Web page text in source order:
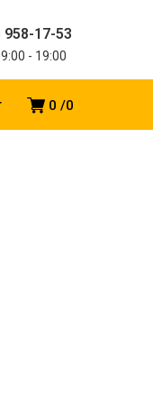
958-17-53
- 19:00
0 0